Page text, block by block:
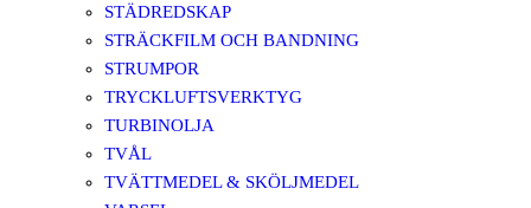
STÄDREDSKAP
STRÄCKFILM OCH BANDNING
STRUMPOR
TRYCKLUFTSVERKTYG
TURBINOLJA
TVÅL
TVÄTTMEDEL & SKÖLJMEDEL